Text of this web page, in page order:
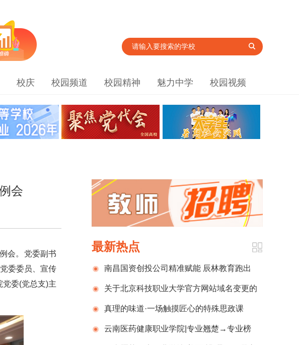
校庆 校园频道 校园精神 魅力中学 校园视频
会
会。党委副书
委委员、宣传
委(党总支)主
最新热点
南昌国资创投公司精准赋能 辰林教育跑出
发展“加速度”
关于北京科技职业大学官方网站域名变更的
公告真理的味道·一场触摸匠心的特殊思政课
——浙江东方职业技术学院劳模工匠馆开馆
云南医药健康职业学院|专业翘楚→专业榜